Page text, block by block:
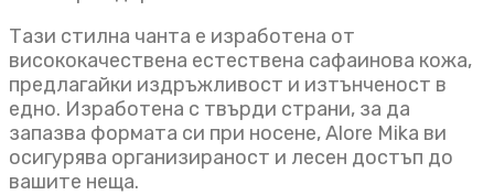
Тази стилна чанта е изработена от
висококачествена естествена сафаинова кожа,
предлагайки издръжливост и изтънченост в
едно. Изработена с твърди страни, за да
запазва формата си при носене, Alore Mika ви
осигурява организираност и лесен достъп до
вашите неща.